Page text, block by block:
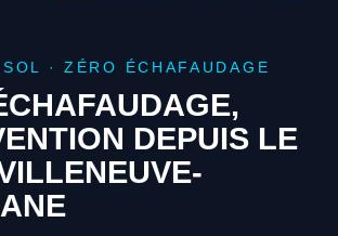
· ZÉRO ÉCHAFAUDAGE
DEPUIS LE